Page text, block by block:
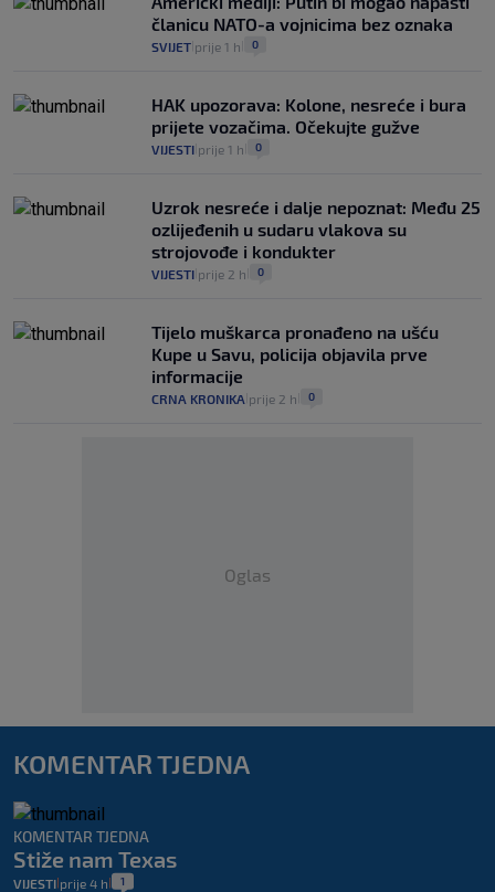
članicu NATO-a vojnicima bez oznaka
SVIJET prije 1 h 0
HAK upozorava: Kolone, nesreće i bura
prijete vozačima. Očekujte gužve
VIJESTI prije 1 h 0
Uzrok nesreće i dalje nepoznat: Među 25
ozlijeđenih u sudaru vlakova su
strojovođe i kondukter
VIJESTI prije 2 h 0
Tijelo muškarca pronađeno na ušću
Kupe u Savu, policija objavila prve
informacije
CRNA KRONIKA prije 2 h 0
Oglas
KOMENTAR TJEDNA
KOMENTAR TJEDNA
Stiže nam Texas
VIJESTI prije 4 h 1